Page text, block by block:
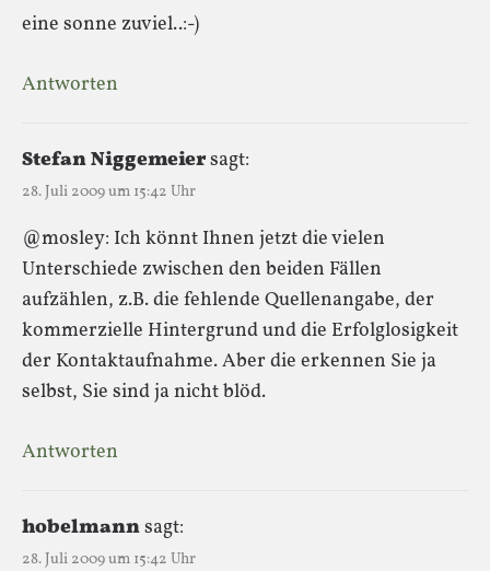
eine sonne zuviel..:-)
Antworten
Stefan Niggemeiersagt:
28. Juli 2009 um 15:42 Uhr
@mosley: Ich könnt Ihnen jetzt die vielen
Unterschiede zwischen den beiden Fällen
aufzählen, z.B. die fehlende Quellenangabe, der
kommerzielle Hintergrund und die Erfolglosigkeit
der Kontaktaufnahme. Aber die erkennen Sie ja
selbst, Sie sind ja nicht blöd.
Antworten
hobelmannsagt:
28. Juli 2009 um 15:42 Uhr